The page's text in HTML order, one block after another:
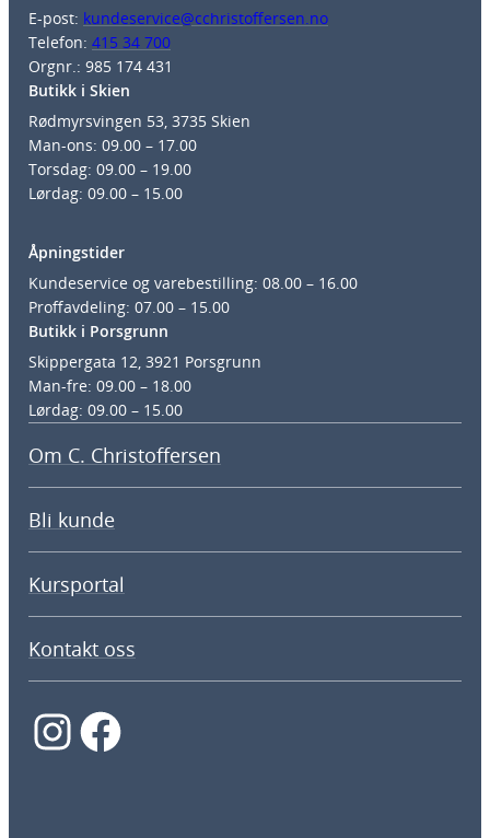
E-post: kundeservice@cchristoffersen.no
Telefon: 415 34 700
Orgnr.: 985 174 431
Butikk i Skien
Rødmyrsvingen 53, 3735 Skien
Man-ons: 09.00 – 17.00
Torsdag: 09.00 – 19.00
Lørdag: 09.00 – 15.00
Åpningstider
Kundeservice og varebestilling: 08.00 – 16.00
Proffavdeling: 07.00 – 15.00
Butikk i Porsgrunn
Skippergata 12, 3921 Porsgrunn
Man-fre: 09.00 – 18.00
Lørdag: 09.00 – 15.00
Om C. Christoffersen
Bli kunde
Kursportal
Kontakt oss
InstagramFacebook